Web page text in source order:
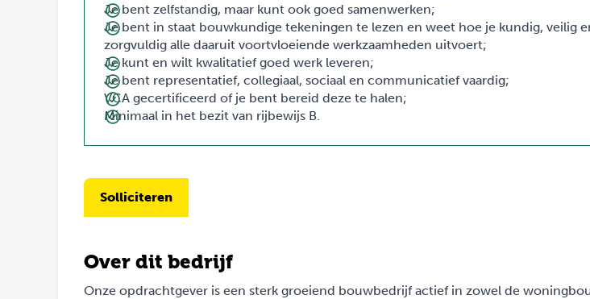
Je bent zelfstandig, maar kunt ook goed samenwerken;
Je bent in staat bouwkundige tekeningen te lezen en weet hoe je kundig, veilig
zorgvuldig alle daaruit voortvloeiende werkzaamheden uitvoert;
Je kunt en wilt kwalitatief goed werk leveren;
Je bent representatief, collegiaal, sociaal en communicatief vaardig;
VCA gecertificeerd of je bent bereid deze te halen;
Minimaal in het bezit van rijbewijs B.
Solliciteren
Over dit bedrijf
Onze opdrachtgever is een sterk groeiend bouwbedrijf actief in zowel de